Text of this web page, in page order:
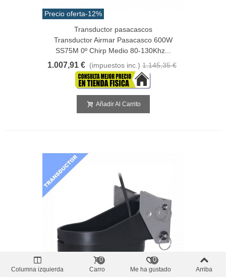
Precio oferta-12%
Transductor pasacascos
Transductor Airmar Pasacasco 600W
SS75M 0º Chirp Medio 80-130Khz...
1.007,91 € (impuestos inc.) 1.145,35 €
Añadir Al Carrito
Columna izquierda Carro
0
Me ha gustado
0
Arriba